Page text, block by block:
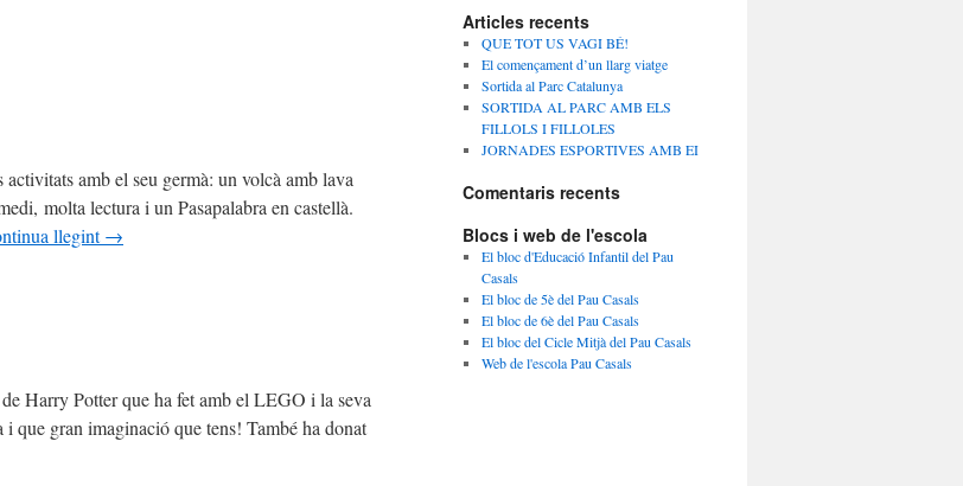
amb el seu germà: un volcà amb lava
molta lectura i un Pasapalabra en castellà.
llegint→
Harry Potter que ha fet amb el LEGO i la seva
que gran imaginació que tens! També ha donat
Articles recents
QUE TOT US VAGI BÉ!
El començament d’un llarg viatge
Sortida al Parc Catalunya
SORTIDA AL PARC AMB ELS
FILLOLS I FILLOLES
JORNADES ESPORTIVES AMB EI
Comentaris recents
Blocs i web de l'escola
El bloc d'Educació Infantil del Pau
Casals
El bloc de 5è del Pau Casals
El bloc de 6è del Pau Casals
El bloc del Cicle Mitjà del Pau Casals
Web de l'escola Pau Casals